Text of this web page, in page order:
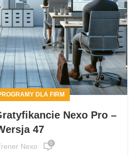
DLA FIRM
Nexo Pro –
47
Nexo 0